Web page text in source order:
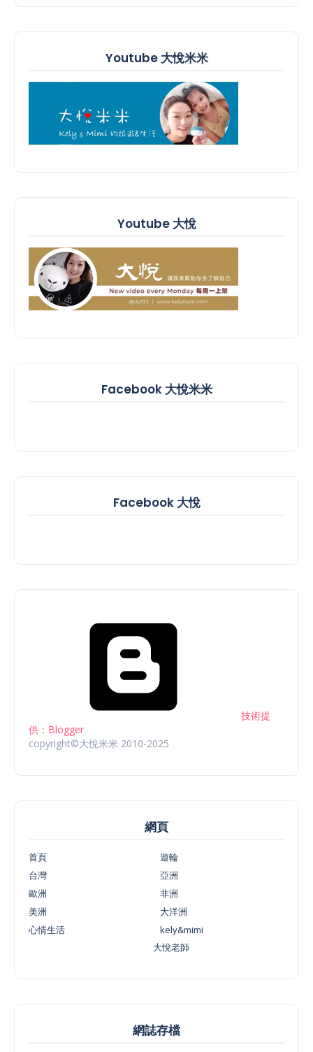
Youtube 大悅米米
Youtube 大悅
Facebook 大悅米米
Facebook 大悅
技術提
供：Blogger
copyright©大悅米米 2010-2025
網頁
首頁
遊輪
台灣
亞洲
歐洲
非洲
美洲
大洋洲
心情生活
kely&mimi
大悅老師
網誌存檔